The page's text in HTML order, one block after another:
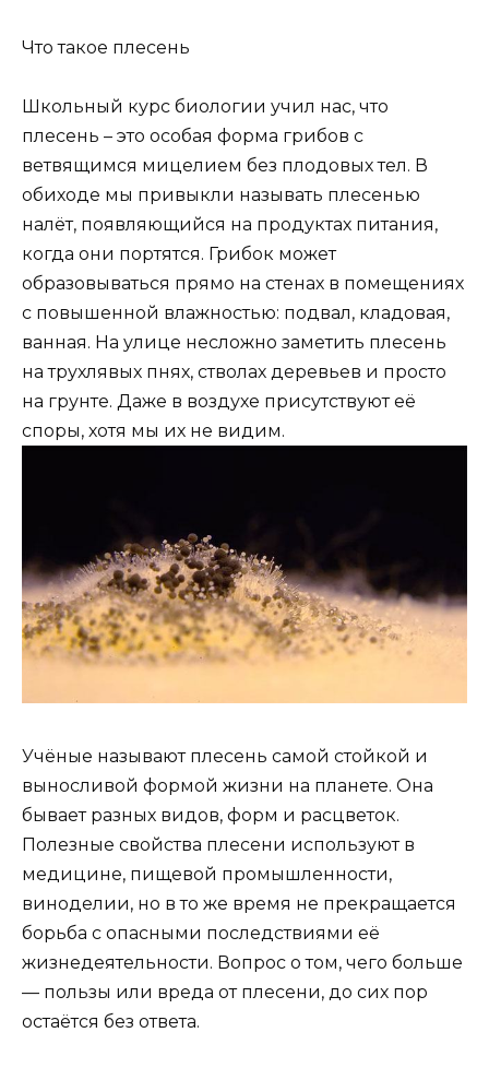
Что такое плесень
Школьный курс биологии учил нас, что
плесень – это особая форма грибов с
ветвящимся мицелием без плодовых тел. В
обиходе мы привыкли называть плесенью
налёт, появляющийся на продуктах питания,
когда они портятся. Грибок может
образовываться прямо на стенах в помещениях
с повышенной влажностью: подвал, кладовая,
ванная. На улице несложно заметить плесень
на трухлявых пнях, стволах деревьев и просто
на грунте. Даже в воздухе присутствуют её
споры, хотя мы их не видим.
Учёные называют плесень самой стойкой и
выносливой формой жизни на планете. Она
бывает разных видов, форм и расцветок.
Полезные свойства плесени используют в
медицине, пищевой промышленности,
виноделии, но в то же время не прекращается
борьба с опасными последствиями её
жизнедеятельности. Вопрос о том, чего больше
— пользы или вреда от плесени, до сих пор
остаётся без ответа.